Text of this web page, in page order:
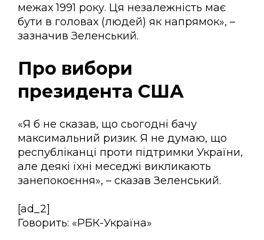
межах 1991 року. Ця незалежність має
бути в головах (людей) як напрямок», –
зазначив Зеленський.
Про вибори
президента США
«Я б не сказав, що сьогодні бачу
максимальний ризик. Я не думаю, що
республіканці проти підтримки України,
але деякі їхні меседжі викликають
занепокоєння», – сказав Зеленський.
[ad_2]
Говорить: «РБК-Україна»